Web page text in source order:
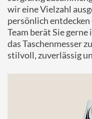
wir eine Vielzahl
persönlich
Team berät Sie
das Taschenmesser
stilvoll, zuverlässig